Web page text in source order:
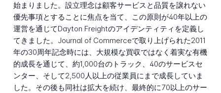
始まりました。設立理念は顧客サービスと品質を譲れない
優先事項とすることに焦点を当て、この原則が40年以上の
運営を通じてDayton Freightのアイデンティティを定義し
てきました。Journal of Commerceで取り上げられた2011
年の30周年記念時には、大規模な買収ではなく着実な有機
的成長を通じて、約1,000台のトラック、40のサービスセ
ンター、そして2,500人以上の従業員にまで成長していま
した。その後も同社は拡大を続け、最終的に70以上のサー